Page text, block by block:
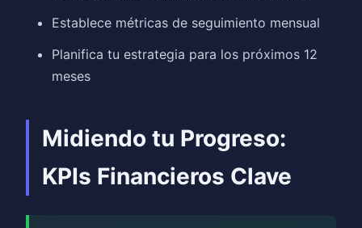
Establece métricas de seguimiento mensual
Planifica tu estrategia para los próximos 12
meses
Midiendo tu Progreso:
KPIs Financieros Clave